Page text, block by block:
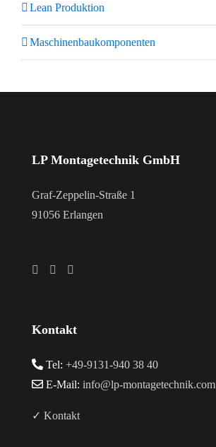
Lean Produktion
Maschinenbaukomponenten
LP Montagetechnik GmbH
Graf-Zeppelin-Straße 1
91056 Erlangen
Kontakt
Tel: +49-9131-940 38 40
E-Mail: info@lp-montagetechnik.com
✓ Kontakt